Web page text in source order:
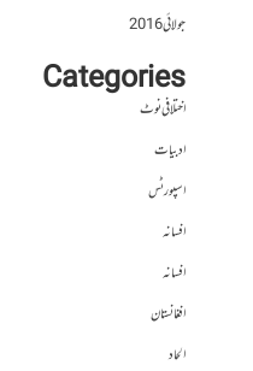
جولائی 2016
Categories
اختلافی نوٹ
ادبیات
اسپورٹس
افسانہ
افسانہ
افغانستان
الحاد